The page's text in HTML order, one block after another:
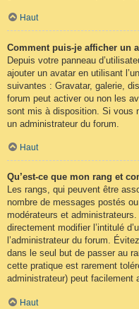
Haut
Comment puis-je afficher un
Depuis votre panneau
ajouter un avatar en utilisant
suivantes : Gravatar, galerie,
forum peut activer ou non les
sont mis à disposition. Si vous
un administrateur du forum.
Haut
Qu’est-ce que mon rang et
Les rangs, qui peuvent être
nombre de messages postés
modérateurs et
directement modifier l’intitulé
l’administrateur du forum.
dans le seul but de passer au
cette pratique est rarement
administrateur) peut facilement
Haut